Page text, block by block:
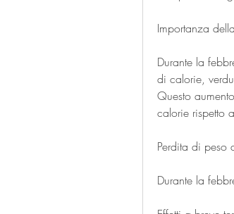
Importanza
Durante la
di calorie,
Questo
calorie rispetto
Perdita di peso
Durante la